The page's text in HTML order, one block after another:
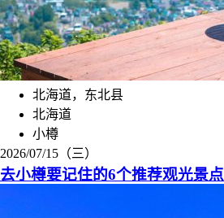
北海道，东北县
北海道
小樽
2026/07/15（三）
去小樽要记住的6个推荐观光景点